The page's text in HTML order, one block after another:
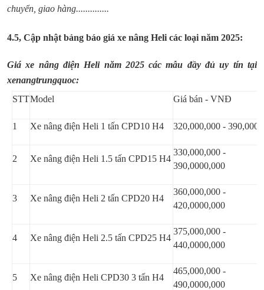
chuyển, giao hàng..............
4.5, Cập nhật bảng báo giá xe nâng Heli các loại năm 2025:
Giá xe nâng điện Heli năm 2025 các mẫu đầy đủ uy tín tại
xenangtrungquoc:
STTModel Giá bán - VNĐ
1 Xe nâng điện Heli 1 tấn CPD10 H4 320,000,000 -
2 Xe nâng điện Heli 1.5 tấn CPD15 H4
330,000,000 -
390,0000,000
3 Xe nâng điện Heli 2 tấn CPD20 H4
360,000,000 -
420,0000,000
4 Xe nâng điện Heli 2.5 tấn CPD25 H4
375,000,000 -
440,0000,000
5 Xe nâng điện Heli CPD30 3 tấn H4
465,000,000 -
490,0000,000